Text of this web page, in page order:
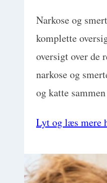
Narkose og
komplette
oversigt over de
narkose og
og katte
Lyt og læs mere